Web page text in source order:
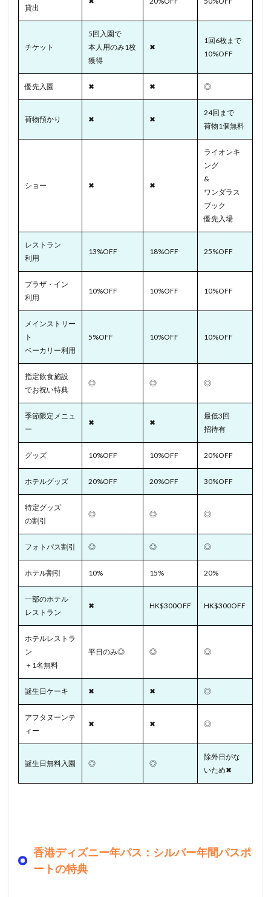
貸出
チケット
5回入園で
本人用のみ1枚
獲得
✖
1回6枚まで
10%OFF
優先入園 ✖ ✖ ◎
荷物預かり ✖ ✖
24回まで
荷物1個無料
ショー ✖ ✖
ライオンキ
ング
&
ワンダラス
ブック
優先入場
レストラン
利用
13%OFF 18%OFF 25%OFF
プラザ・イン
利用
10%OFF 10%OFF 10%OFF
メインストリー
ト
ベーカリー利用
5%OFF 10%OFF 10%OFF
指定飲食施設
でお祝い特典
◎ ◎ ◎
季節限定メニュ
ー
✖ ✖
最低3回
招待有
グッズ 10%OFF 10%OFF 20%OFF
ホテルグッズ 20%OFF 20%OFF 30%OFF
特定グッズ
の割引
◎ ◎ ◎
フォトパス割引 ◎ ◎ ◎
ホテル割引 10% 15% 20%
一部のホテル
レストラン
✖ HK$300OFF HK$300OFF
ホテルレストラ
ン
＋1名無料
平日のみ◎ ◎ ◎
誕生日ケーキ ✖ ✖ ◎
アフタヌーンテ
ィー
✖ ✖ ◎
誕生日無料入園 ◎ ◎
除外日がな
いため✖
香港ディズニー年パス：シルバー年間パスポ
ートの特典